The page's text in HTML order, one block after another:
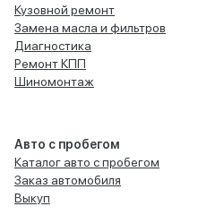
Кузовной ремонт
Замена масла и фильтров
Диагностика
Ремонт КПП
Шиномонтаж
Авто с пробегом
Каталог авто с пробегом
Заказ автомобиля
Выкуп